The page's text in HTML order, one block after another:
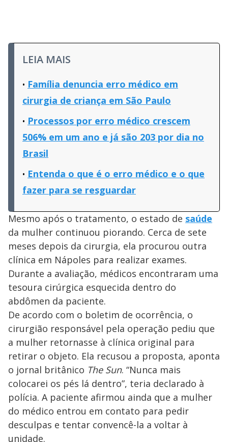
LEIA MAIS
Família denuncia erro médico em
cirurgia de criança em São Paulo
Processos por erro médico crescem
506% em um ano e já são 203 por dia no
Brasil
Entenda o que é o erro médico e o que
fazer para se resguardar
Mesmo após o tratamento, o estado de saúde
da mulher continuou piorando. Cerca de sete
meses depois da cirurgia, ela procurou outra
clínica em Nápoles para realizar exames.
Durante a avaliação, médicos encontraram uma
tesoura cirúrgica esquecida dentro do
abdômen da paciente.
De acordo com o boletim de ocorrência, o
cirurgião responsável pela operação pediu que
a mulher retornasse à clínica original para
retirar o objeto. Ela recusou a proposta, aponta
o jornal britânico The Sun. “Nunca mais
colocarei os pés lá dentro”, teria declarado à
polícia. A paciente afirmou ainda que a mulher
do médico entrou em contato para pedir
desculpas e tentar convencê-la a voltar à
unidade.